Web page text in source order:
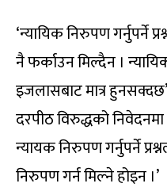
‘न्यायिक निरुपण गर्नुपर्ने
नै फर्काउन मिल्दैन ।
इजलासबाट मात्र हुनसक्दछ’
दरपीठ विरुद्धको
न्यायक निरुपण गर्नुपर्ने
निरुपण गर्न मिल्ने होइन ।’